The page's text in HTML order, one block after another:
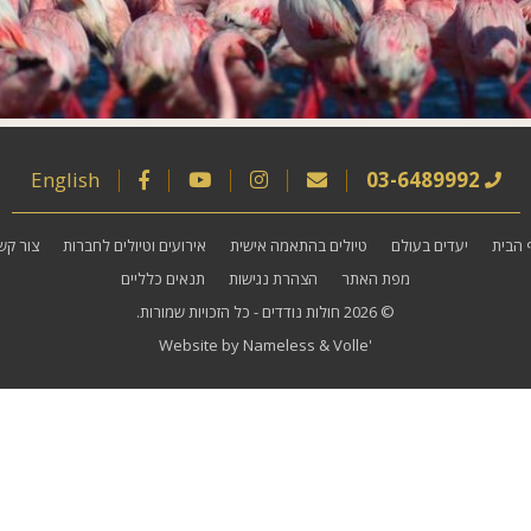
03-6489992
English
הבית יעדים בעולם טיולים בהתאמה אישית אירועים וטיולים לחברות
צור
מפת האתר
הצהרת נגישות
תנאים כלליים
© 2026
חולות נודדים - כל הזכויות שמורות.
Website by Nameless &Volle'